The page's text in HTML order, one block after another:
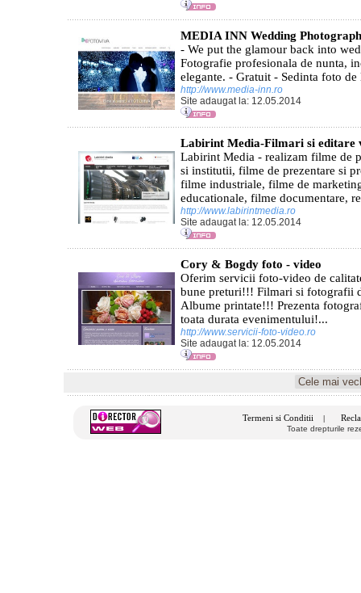
MEDIA INN Wedding
- We put the glamour back into
Fotografie profesionala de nunta,
elegante. - Gratuit - Sedinta foto
http://www.media-inn.ro
Site adaugat la: 12.05.2014
Labirint Media-Filmari si editare
Labirint Media - realizam filme de
si institutii, filme de prezentare si
filme industriale, filme de
educationale, filme documentare,
http://www.labirintmedia.ro
Site adaugat la: 12.05.2014
Cory & Bogdy foto - video
Oferim servicii foto-video de
bune preturi!!! Filmari si fotografii
Albume printate!!! Prezenta
toata durata evenimentului!...
http://www.servicii-foto-video.ro
Site adaugat la: 12.05.2014
Termeni si Conditii
Toate drepturile